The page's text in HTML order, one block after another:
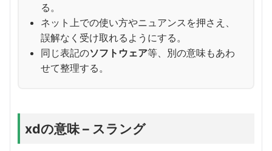
る。
ネット上での使い方やニュアンスを押さえ、
誤解なく受け取れるようにする。
同じ表記のソフトウェア等、別の意味もあわ
せて整理する。
xdの意味 – スラング